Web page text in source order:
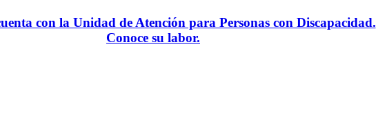
con la Unidad de Atención para Personas con Discapacidad.
Conoce su labor.